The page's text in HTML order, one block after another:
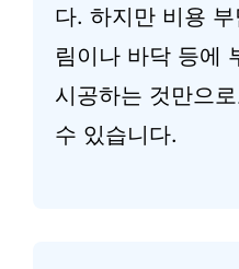
다. 하지만 비용
림이나 바닥 등에
시공하는 것만으
수 있습니다.